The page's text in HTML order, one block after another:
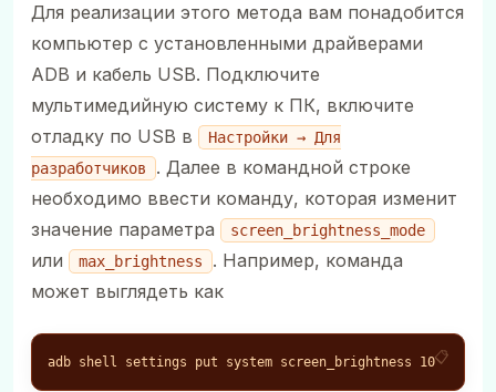
Для реализации этого метода вам понадобится
компьютер с установленными драйверами
ADB и кабель USB. Подключите
мультимедийную систему к ПК, включите
отладку по USB в
Настройки → Для
разработчиков
. Далее в командной строке
необходимо ввести команду, которая изменит
значение параметра
screen_brightness_mode
или max_brightness
. Например, команда
может выглядеть как
adb shell settings put system screen_brightness 10